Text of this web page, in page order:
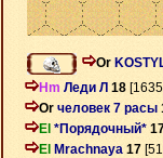
Or
Hm Леди Л 18
Or человек 7 расы
El *Порядочный*
El Mrachnaya 17